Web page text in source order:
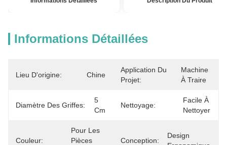
Informations Détaillées
Lieu D'origine: Chine
Application Du
Projet:
Machine
À Traire
Diamètre Des Griffes:
5
Cm
Nettoyage:
Facile À
Nettoyer
Couleur:
Pour Les
Pièces
Conception:
Design